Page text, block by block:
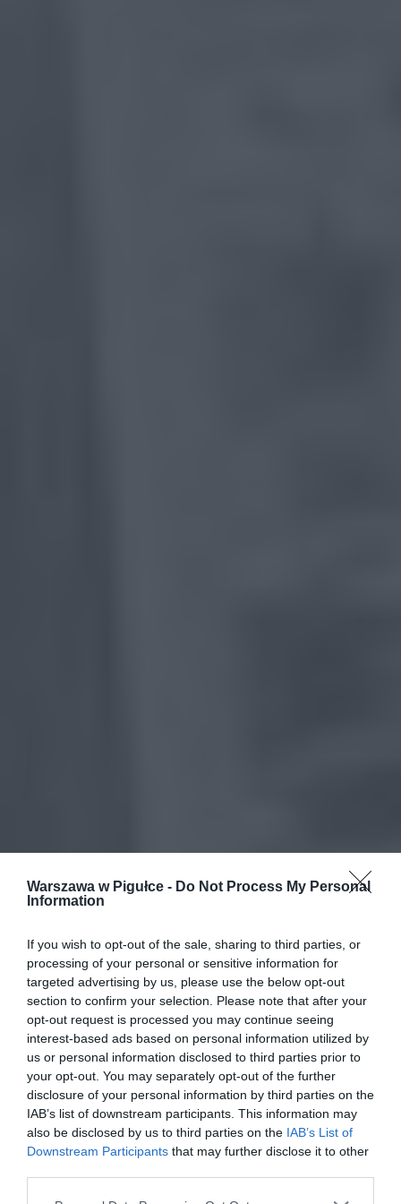
Warszawa w Pigułce - Do Not Process My Personal
Information
If you wish to opt-out of the sale, sharing to third parties, or
processing of your personal or sensitive information for
targeted advertising by us, please use the below opt-out
section to confirm your selection. Please note that after your
opt-out request is processed you may continue seeing
interest-based ads based on personal information utilized by
us or personal information disclosed to third parties prior to
your opt-out. You may separately opt-out of the further
disclosure of your personal information by third parties on the
IAB’s list of downstream participants. This information may
also be disclosed by us to third parties on the IAB’s List of
Downstream Participants that may further disclose it to other